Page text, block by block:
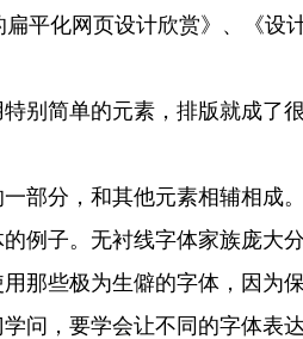
平化网页设计欣赏》、《设
别简单的元素，排版就成了
部分，和其他元素相辅相成
例子。无衬线字体家族庞大
那些极为生僻的字体，因为
问，要学会让不同的字体表